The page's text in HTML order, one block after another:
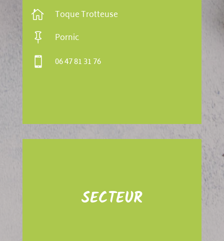
 Toque Trotteuse
 Pornic
 06 47 81 31 76
SECTEUR